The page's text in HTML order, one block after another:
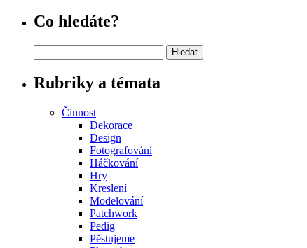
Co hledáte?
Rubriky a témata
Činnost
Dekorace
Design
Fotografování
Háčkování
Hry
Kreslení
Modelování
Patchwork
Pedig
Pěstujeme